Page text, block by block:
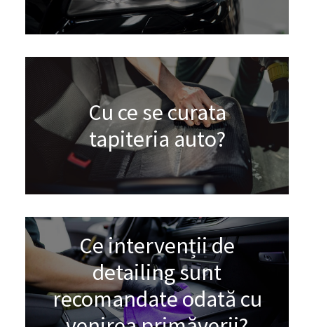
Cu ce se curata
tapiteria auto?
Ce intervenții de
detailing sunt
recomandate odată cu